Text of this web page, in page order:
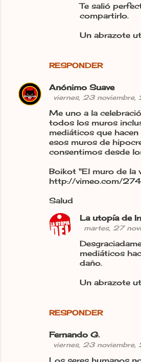
RESPONDER
Te salió
compartirlo.
Un abrazote
Anónimo Suave
viernes, 23
Me uno a la
todos los muros
mediáticos que
esos muros de
consentimos desde
Boikot "El muro de la
http://vimeo.com/
Salud
RESPONDER
La utopía de
martes, 27
mediáticos
daño.
Un abrazote
Fernando G.
viernes, 23
Los seres humanos